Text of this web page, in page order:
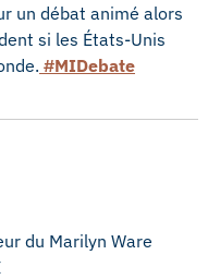
un débat animé alors
si les États-Unis
#MIDebate
du Marilyn Ware